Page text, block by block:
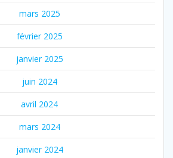
mars 2025
février 2025
janvier 2025
juin 2024
avril 2024
mars 2024
janvier 2024